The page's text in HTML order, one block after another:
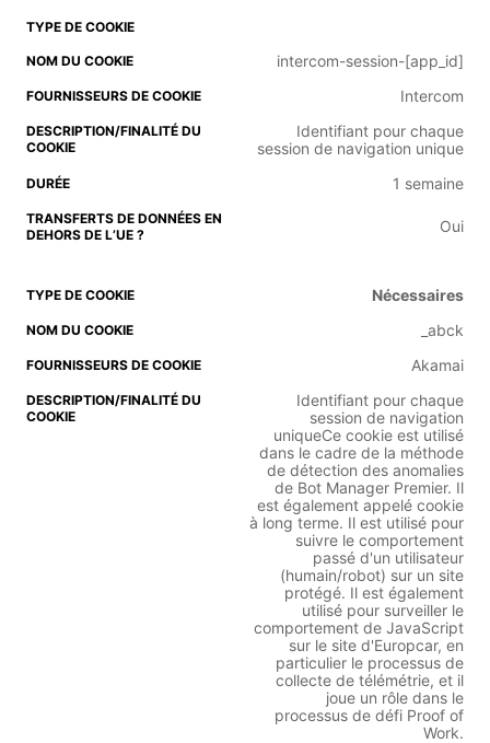
intercom-session-[app_id]
Intercom
Identifiant pour chaque
session de navigation unique
1 semaine
Oui
Nécessaires
_abck
Akamai
Identifiant pour chaque
session de navigation
uniqueCe cookie est utilisé
dans le cadre de la méthode
de détection des anomalies
de Bot Manager Premier. Il
est également appelé cookie
à long terme. Il est utilisé pour
suivre le comportement
passé d'un utilisateur
(humain/robot) sur un site
protégé. Il est également
utilisé pour surveiller le
comportement de JavaScript
sur le site d'Europcar, en
particulier le processus de
collecte de télémétrie, et il
joue un rôle dans le
processus de défi Proof of
Work.